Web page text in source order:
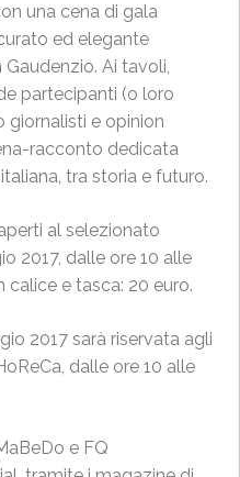
una cena di gala
ed elegante
Ai tavoli,
partecipanti (o loro
giornalisti e opinion
racconto dedicata
tra storia e futuro.
al selezionato
2017, dalle ore 10 alle
calice e tasca: 20 euro.
2017 sarà riservata agli
dalle ore 10 alle
e FQ